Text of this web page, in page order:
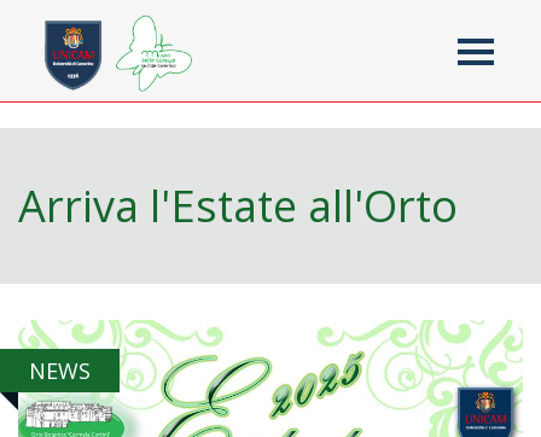
Toggle
Arriva l'Estate all'Orto
NEWS